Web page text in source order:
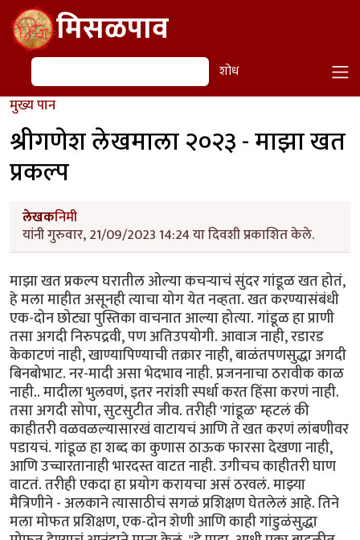
Skip to main contentमिसळपाव
शोध शोध
मुख्य पान
श्रीगणेश लेखमाला २०२३ - माझा खत
प्रकल्प
लेखकनिमी
यांनी गुरुवार, 21/09/2023 14:24 या दिवशी प्रकाशित केले.
माझा खत प्रकल्प घरातील ओल्या कचऱ्याचं सुंदर गांडूळ खत होतं,
हे मला माहीत असूनही त्याचा योग येत नव्हता. खत करण्यासंबंधी
एक-दोन छोट्या पुस्तिका वाचनात आल्या होत्या. गांडूळ हा प्राणी
तसा अगदी निरुपद्रवी, पण अतिउपयोगी. आवाज नाही, रडारड
केकाटणं नाही, खाण्यापिण्याची तक्रार नाही, बाळंतपणसुद्धा अगदी
बिनबोभाट. नर-मादी असा भेदभाव नाही. प्रजननाचा ठरावीक काळ
नाही.. मादीला भुलवणं, इतर नरांशी स्पर्धा करत हिंसा करणं नाही.
तसा अगदी सोपा, सुटसुटीत जीव. तरीही 'गांडूळ' म्हटलं की
काहीतरी वळवळल्यासारखं वाटायचं आणि ते खत करणं लांबणीवर
पडायचं. गांडूळ हा शब्द का कुणास ठाऊक फारसा देखणा नाही,
आणि उच्चारतानाही भारदस्त वाटत नाही. उगीचच काहीतरी घाण
वाटतं. तरीही एकदा हा प्रयोग करायचा असं ठरवलं. माझ्या
मैत्रिणीने - अलकाने त्यासाठीचं सगळं प्रशिक्षण घेतलेलं आहे. तिने
मला मोफत प्रशिक्षण, एक-दोन शेणी आणि काही गांडुळंसुद्धा